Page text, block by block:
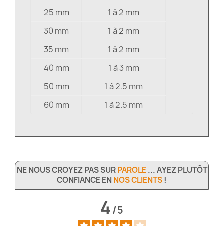
25 mm
1 à 2 mm
30 mm
1 à 2 mm
35 mm
1 à 2 mm
40 mm
1 à 3 mm
50 mm
1 à 2.5 mm
60 mm
1 à 2.5 mm
NE NOUS CROYEZ PAS SURPAROLE... AYEZ PLUTÔT
CONFIANCE EN NOS CLIENTS !
4/5